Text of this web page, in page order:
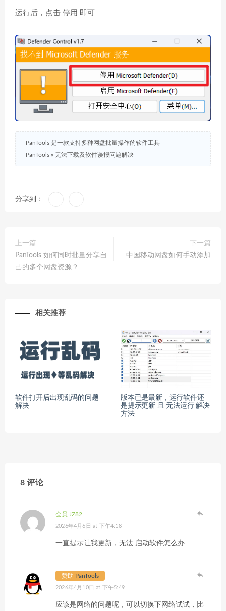
运行后，点击 停用 即可
PanTools 是一款支持多种网盘批量操作的软件工具
PanTools » 无法下载及软件误报问题解决
分享到：
上一篇
PanTools 如何同时批量分享自
己的多个网盘资源？
下一篇
中国移动网盘如何手动添加
相关推荐
软件打开后出现乱码的问题
解决
版本已是最新，运行软件还
是提示更新 且 无法运行 解决
方法
8 评论
会员 JZ82
2026年4月6日 at 下午4:18
一直提示让我更新，无法 启动软件怎么办
赞助 PanTools
2026年4月10日 at 下午5:49
应该是网络的问题呢，可以切换下网络试试，比